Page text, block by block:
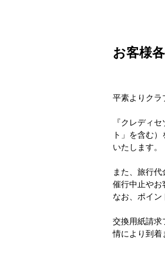
お客様
平素よりクラ
『クレディ
ト」を含む
いたします。
また、旅行
催行中止やお
なお、ポイン
交換用紙請求
情により到着